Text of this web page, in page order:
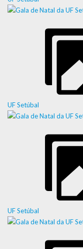
UF Setúbal
UF Setúbal